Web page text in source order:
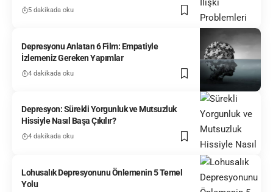
5 dakikada oku
Depresyonu Anlatan 6 Film: Empatiyle
İzlemeniz Gereken Yapımlar
4 dakikada oku
Depresyon: Sürekli Yorgunluk ve Mutsuzluk
Hissiyle Nasıl Başa Çıkılır?
4 dakikada oku
Lohusalık Depresyonunu Önlemenin 5 Temel
Yolu